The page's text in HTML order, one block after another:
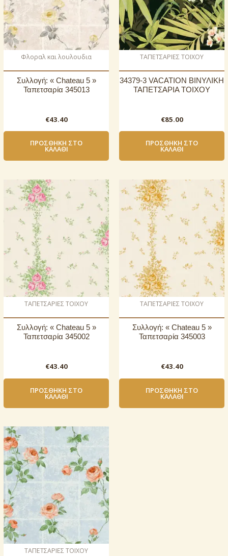
Φλοραλ και λουλουδια
Συλλογή: « Chateau 5 »
Ταπετσαρία 345013
€43.40
ΠΡΟΣΘΉΚΗ ΣΤΟ
ΚΑΛΆΘΙ
ΤΑΠΕΤΣΑΡΙΕΣ ΤΟΙΧΟΥ
34379-3 VACATION ΒΙΝΥΛΙΚΗ
ΤΑΠΕΤΣΑΡΙΑ ΤΟΙΧΟΥ
€85.00
ΠΡΟΣΘΉΚΗ ΣΤΟ
ΚΑΛΆΘΙ
ΤΑΠΕΤΣΑΡΙΕΣ ΤΟΙΧΟΥ
Συλλογή: « Chateau 5 »
Ταπετσαρία 345002
€43.40
ΠΡΟΣΘΉΚΗ ΣΤΟ
ΚΑΛΆΘΙ
ΤΑΠΕΤΣΑΡΙΕΣ ΤΟΙΧΟΥ
Συλλογή: « Chateau 5 »
Ταπετσαρία 345003
€43.40
ΠΡΟΣΘΉΚΗ ΣΤΟ
ΚΑΛΆΘΙ
ΤΑΠΕΤΣΑΡΙΕΣ ΤΟΙΧΟΥ